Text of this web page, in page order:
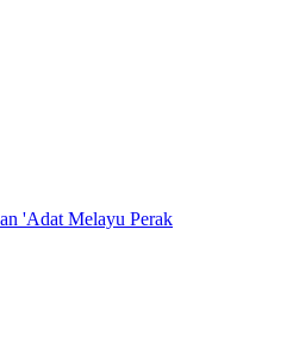
'Adat Melayu Perak